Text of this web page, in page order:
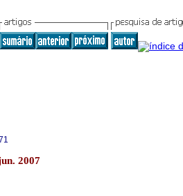
2007